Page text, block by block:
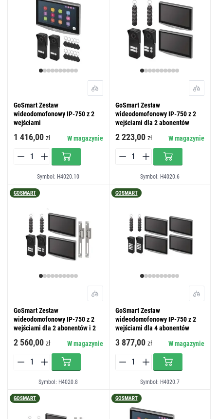
GoSmart Zestaw
wideodomofonowy IP-750 z 2
wejściami
1 416,00 zł W magazynie
Symbol: H4020.10
GoSmart Zestaw
wideodomofonowy IP-750 z 2
wejściami dla 2 abonentów
2 223,00 zł W magazynie
Symbol: H4020.6
GOSMART
GoSmart Zestaw
wideodomofonowy IP-750 z 2
wejściami dla 2 abonentów i 2
2 560,00 zł W magazynie
Symbol: H4020.8
GOSMART
GoSmart Zestaw
wideodomofonowy IP-750 z 2
wejściami dla 4 abonentów
3 877,00 zł W magazynie
Symbol: H4020.7
GOSMART GOSMART